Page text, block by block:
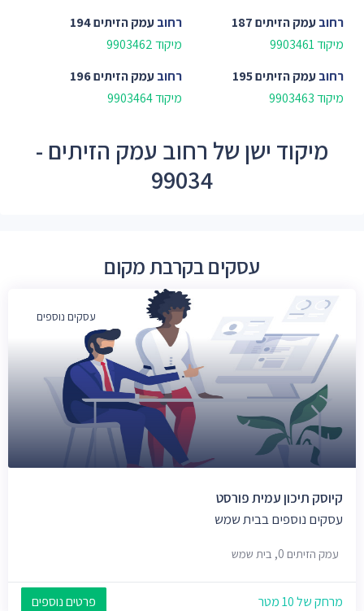
רחובעמק הזיתים 187
מיקוד 9903461
רחובעמק הזיתים 194
מיקוד 9903462
רחובעמק הזיתים 195
מיקוד 9903463
רחובעמק הזיתים 196
מיקוד 9903464
מיקוד ישן של רחוב עמק הזיתים -
99034
עסקים בקרבת מקום
עסקים נוספים
קיוסק תיכון עמית פורסט
עסקים נוספים בבית שמש
עמק הזיתים 0, בית שמש
מרחק של 10 מטר פרטים נוספים